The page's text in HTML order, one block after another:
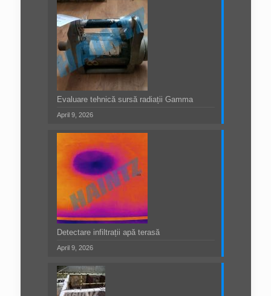
Evaluare tehnică sursă radiații Gamma
April 9, 2026
Detectare infiltrații apă terasă
April 9, 2026